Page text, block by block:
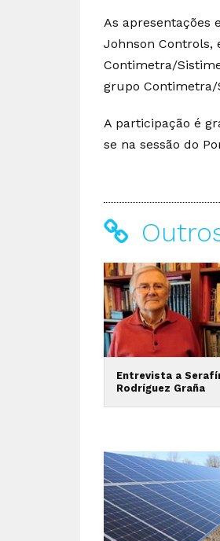
As apresentações
Johnson Controls,
Contimetra/
grupo Contimetra/
A participação é
se na sessão do
Entrevista a
Rodríguez Graña